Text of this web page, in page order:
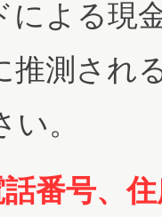
による現
推測され
。
番号、